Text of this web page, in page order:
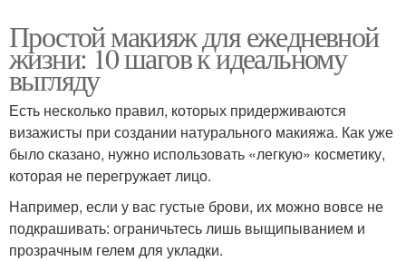
Простой макияж для ежедневной
жизни: 10 шагов к идеальному
выгляду
Есть несколько правил, которых придерживаются
визажисты при создании натурального макияжа. Как уже
было сказано, нужно использовать «легкую» косметику,
которая не перегружает лицо.
Например, если у вас густые брови, их можно вовсе не
подкрашивать: ограничьтесь лишь выщипыванием и
прозрачным гелем для укладки.